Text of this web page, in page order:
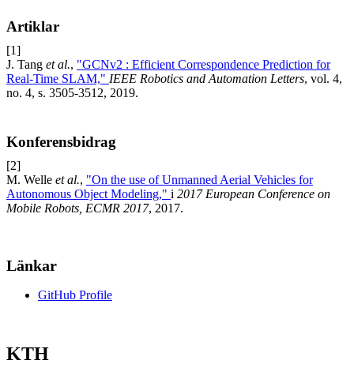
Artiklar
[1]
J. Tang et al., "GCNv2 : Efficient Correspondence Prediction for
Real-Time SLAM," IEEE Robotics and Automation Letters, vol. 4,
no. 4, s. 3505-3512, 2019.
Konferensbidrag
[2]
M. Welle et al., "On the use of Unmanned Aerial Vehicles for
Autonomous Object Modeling," i 2017 European Conference on
Mobile Robots, ECMR 2017, 2017.
Länkar
GitHub Profile
KTH